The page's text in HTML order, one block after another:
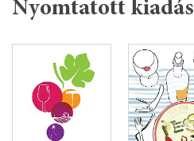
Nyomtatott kiadás